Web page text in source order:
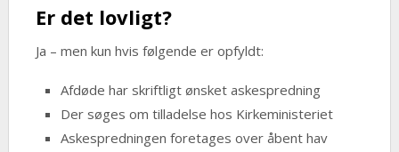
Er det lovligt?
Ja – men kun hvis følgende er opfyldt:
Afdøde har skriftligt ønsket askespredning
Der søges om tilladelse hos Kirkeministeriet
Askespredningen foretages over åbent hav